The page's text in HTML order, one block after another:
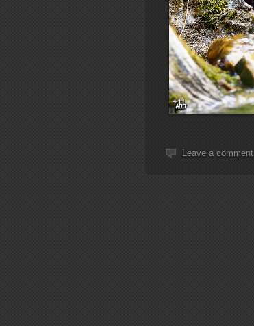
Leave a comment